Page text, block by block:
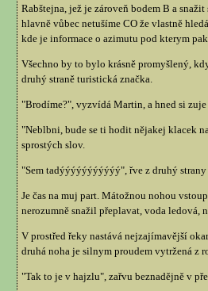
Rabštejna, jež je zároveň bodem B a
hlavně vůbec netušíme CO že vlastně
kde je informace o azimutu pod kterym
Všechno by to bylo krásně promyšlený,
druhý straně turistická značka.
"Brodíme?", vyzvídá Martin, a hned si
"Neblbni, bude se ti hodit nějakej klacek
sprostých slov.
"Sem tadýýýýýýýýýýý", řve z druhý
Je čas na muj part. Mátožnou nohou
nerozumně snažil přeplavat, voda ledová,
V prostřed řeky nastává nejzajímavější
druhá noha je silnym proudem vytržená z
"Tak to je v hajzlu", zařvu beznadějně v